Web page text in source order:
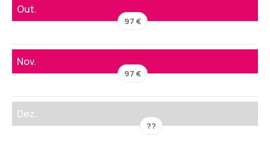
Out.
97 €
Nov.
97 €
Dez.
??